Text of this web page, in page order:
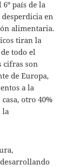
6º país de la
desperdicia en
alimentaria.
tiran la
todo el
cifras son
de Europa,
a la
otro 40%
la